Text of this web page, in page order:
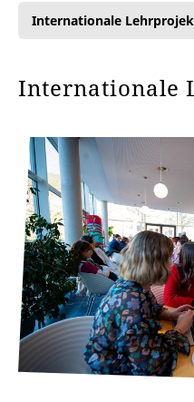
Internationale
Internationale